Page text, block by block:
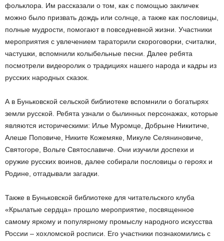
фольклора. Им рассказали о том, как с помощью закличек
можно было призвать дождь или солнце, а также как пословицы,
полные мудрости, помогают в повседневной жизни. Участники
мероприятия с увлечением тараторили скороговорки, считалки,
частушки, вспомнили колыбельные песни. Далее ребята
посмотрели видеоролик о традициях нашего народа и кадры из
русских народных сказок.
А в Буньковской сельской библиотеке вспомнили о богатырях
земли русской. Ребята узнали о былинных персонажах, которые
являются историческими: Илье Муромце, Добрыне Никитиче,
Алеше Поповиче, Никите Кожемяке, Микуле Селяниновиче,
Святогоре, Вольге Святославиче. Они изучили доспехи и
оружие русских воинов, далее собирали пословицы о героях и
Родине, отгадывали загадки.
Также в Буньковской библиотеке для читательского клуба
«Крылатые сердца» прошло мероприятие, посвященное
самому яркому и популярному промыслу народного искусства
России – хохломской росписи. Его участники познакомились с